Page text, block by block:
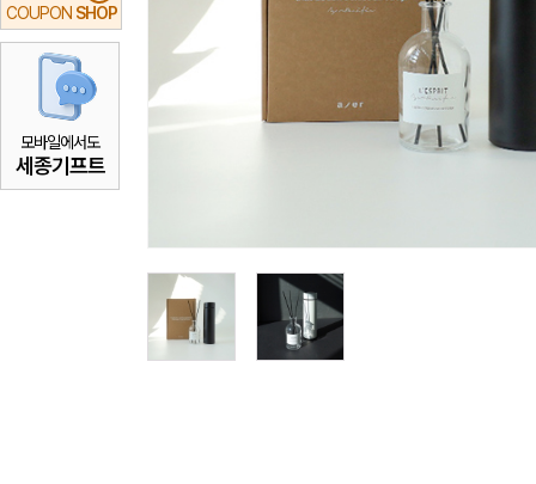
COUPON SHOP
모바일에서도
세종기프트